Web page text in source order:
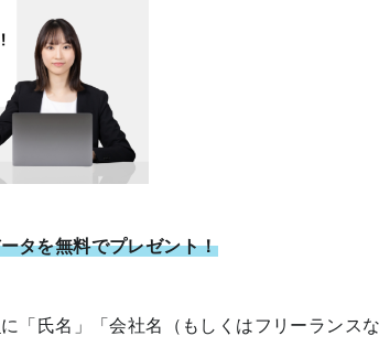
タを無料でプレゼント！
に「氏名」「会社名（もしくはフリーランス